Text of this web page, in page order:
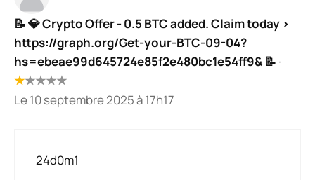
📝 💎 Crypto Offer - 0.5 BTC added. Claim today >
https://graph.org/Get-your-BTC-09-04?
hs=ebeae99d645724e85f2e480bc1e54ff9& 📝 ·
★★★★★
Le 10 septembre 2025 à 17h17
24d0m1